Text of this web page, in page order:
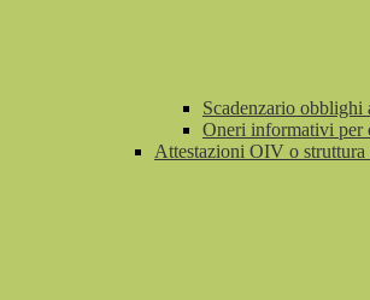
Scadenzario obblighi
Oneri informativi per
Attestazioni OIV o struttura